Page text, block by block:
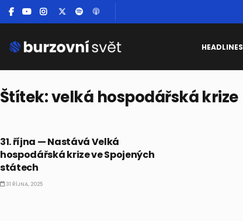
HEADLINES
Štítek:velká hospodářská krize
31. října — Nastává Velká
hospodářská krize ve Spojených
státech
31 ŘÍJNA, 2025